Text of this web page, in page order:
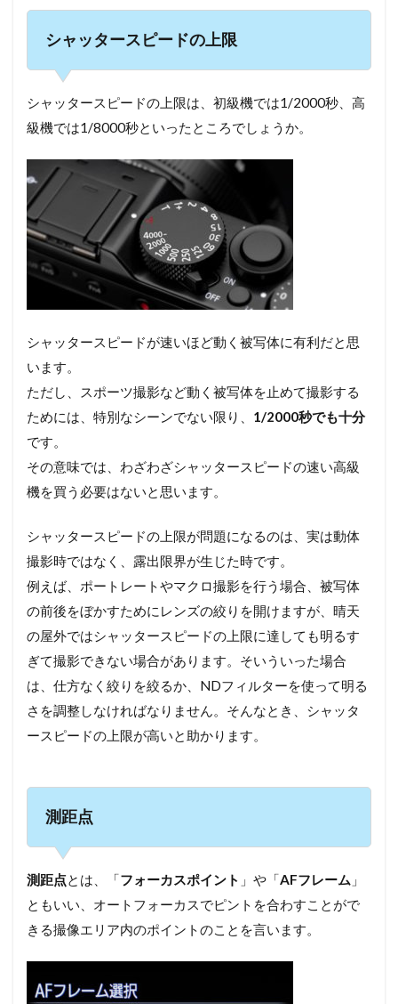
シャッタースピードの上限
シャッタースピードの上限は、初級機では1/2000秒、高
級機では1/8000秒といったところでしょうか。
シャッタースピードが速いほど動く被写体に有利だと思
います。
ただし、スポーツ撮影など動く被写体を止めて撮影する
ためには、特別なシーンでない限り、 1/2000秒でも十分
です。
その意味では、わざわざシャッタースピードの速い高級
機を買う必要はないと思います。
シャッタースピードの上限が問題になるのは、実は動体
撮影時ではなく、露出限界が生じた時です。
例えば、ポートレートやマクロ撮影を行う場合、被写体
の前後をぼかすためにレンズの絞りを開けますが、晴天
の屋外ではシャッタースピードの上限に達しても明るす
ぎて撮影できない場合があります。そいういった場合
は、仕方なく絞りを絞るか、NDフィルターを使って明る
さを調整しなければなりません。そんなとき、シャッタ
ースピードの上限が高いと助かります。
測距点
測距点とは、「フォーカスポイント 」や「AFフレーム 」
ともいい、オートフォーカスでピントを合わすことがで
きる撮像エリア内のポイントのことを言います。